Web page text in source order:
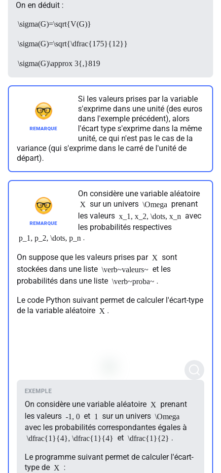
On en déduit :
\sigma(G)=\sqrt{V(G)}
\sigma(G)=\sqrt{\dfrac{175}{12}}
\sigma(G)\approx 3{,}819
Si les valeurs prises par la variable
s'exprime dans une unité (des euros
dans l'exemple précédent), alors
l'écart type s'exprime dans la même
unité, ce qui n'est pas le cas de la
variance (qui s'exprime dans le carré de l'unité de
départ).
On considère une variable aléatoire
X sur un univers \Omega prenant
les valeurs x_1, x_2, \dots, x_n avec
les probabilités respectives
p_1, p_2, \dots, p_n .
On suppose que les valeurs prises par X sont
stockées dans une liste \verb~valeurs~ et les
probabilités dans une liste \verb~proba~ .
Le code Python suivant permet de calculer l'écart-type
de la variable aléatoire X .
On considère une variable aléatoire X prenant
les valeurs -1, 0 et 1 sur un univers \Omega
avec les probabilités correspondantes égales à
\dfrac{1}{4}, \dfrac{1}{4} et \dfrac{1}{2} .
Le programme suivant permet de calculer l'écart-
type de X :